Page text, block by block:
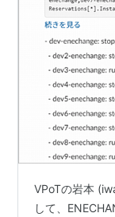
VPoTの岩本
して、